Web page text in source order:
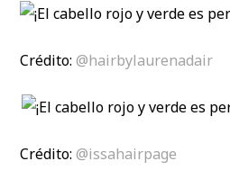
Crédito:@hairbylaurenadair
Crédito:@issahairpage